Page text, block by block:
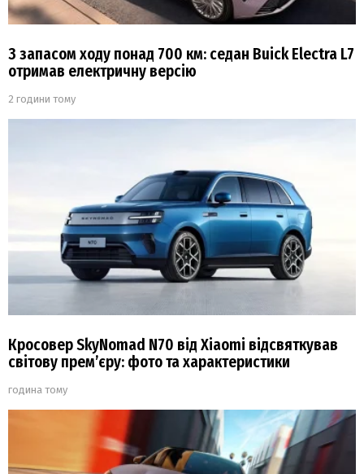
З запасом ходу понад 700 км: седан Buick Electra L7
отримав електричну версію
2 години тому
Кросовер SkyNomad N70 від Xiaomi відсвяткував
світову прем’єру: фото та характеристики
година тому